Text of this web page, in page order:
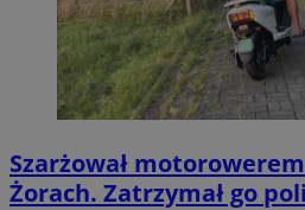
Szarżował
Żorach. Zatrzymał go